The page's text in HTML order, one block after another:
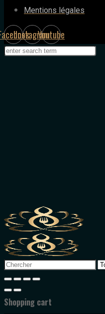
Mentions légales
InstagramYoutube
Search
Shopping cart